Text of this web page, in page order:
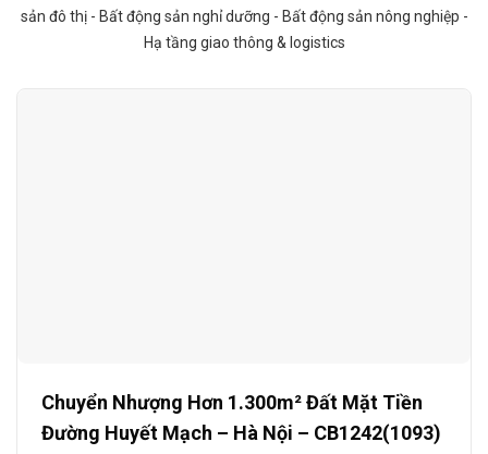
sản đô thị - Bất động sản nghỉ dưỡng - Bất động sản nông nghiệp -
Hạ tầng giao thông & logistics
Chuyển Nhượng Hơn 1.300m² Đất Mặt Tiền
Đường Huyết Mạch – Hà Nội – CB1242(1093)